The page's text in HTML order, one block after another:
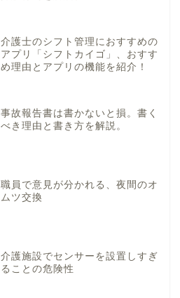
介護士のシフト管理におすすめの
アプリ「シフトカイゴ」、おすす
め理由とアプリの機能を紹介！
事故報告書は書かないと損。書く
べき理由と書き方を解説。
職員で意見が分かれる、夜間のオ
ムツ交換
介護施設でセンサーを設置しすぎ
ることの危険性